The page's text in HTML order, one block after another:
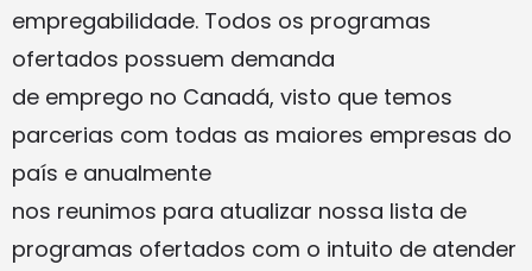
empregabilidade. Todos os programas
ofertados possuem demanda
de emprego no Canadá, visto que temos
parcerias com todas as maiores empresas do
país e anualmente
nos reunimos para atualizar nossa lista de
programas ofertados com o intuito de atender